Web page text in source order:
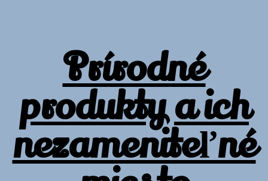
Prírodné
produkty a ich
nezameniteľné